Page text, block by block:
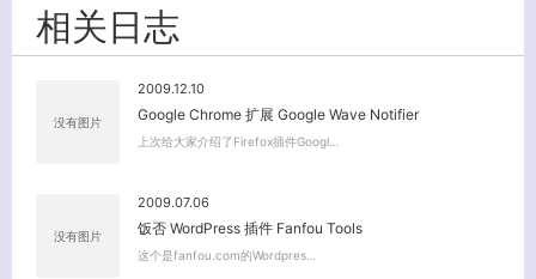
相关日志
没有图片
2009.12.10
Google Chrome 扩展 Google Wave Notifier
上次给大家介绍了Firefox插件Googl…
没有图片
2009.07.06
饭否 WordPress 插件 Fanfou Tools
这个是fanfou.com的Wordpres…